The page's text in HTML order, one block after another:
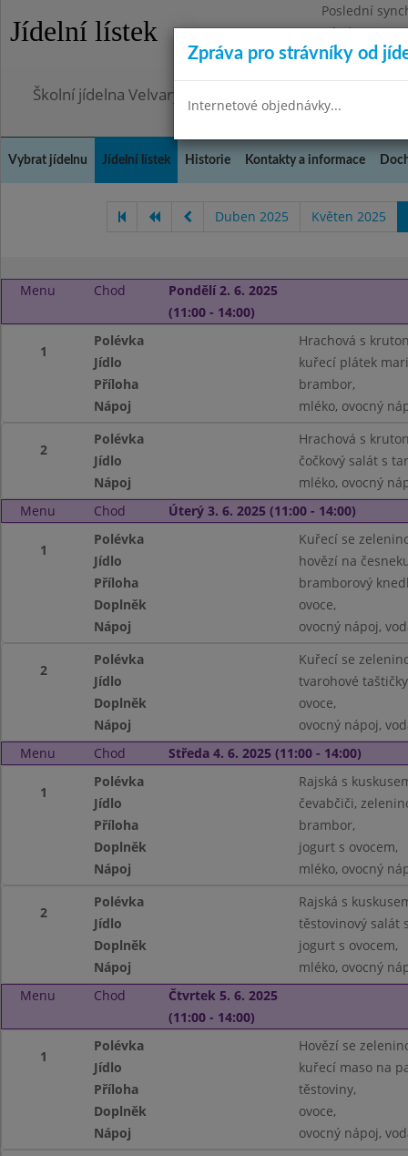
Jídelní lístek
Poslední
Pátek
Omezení
Školní jídelna Velvary, okres Kladno
Vybrat jídelnu Jídelní lístek Historie Kontakty a informace
Duben 2025 Květen 2025
Menu Chod
Pondělí 2. 6. 2025
(11:00 - 14:00)
1
Polévka
Hrachová s
Jídlo
kuřecí plátek
Příloha
brambor,
Nápoj
mléko, ovocný
2
Polévka
Hrachová s
Jídlo
čočkový salát s
Nápoj
mléko, ovocný
Menu
Chod Úterý 3. 6. 2025 (11:00 - 14:00)
1
Polévka
Kuřecí se
Jídlo
hovězí na
Příloha
bramborový
Doplněk
ovoce,
Nápoj
ovocný nápoj,
2
Polévka
Kuřecí se
Jídlo
tvarohové
Doplněk
ovoce,
Nápoj
ovocný nápoj,
Menu
Chod Středa 4. 6. 2025 (11:00 - 14:00)
1
Polévka
Rajská s
Jídlo
čevabčiči,
Příloha
brambor,
Doplněk
jogurt s ovocem,
Nápoj
mléko, ovocný
2
Polévka
Rajská s
Jídlo
těstovinový salát
Doplněk
jogurt s ovocem,
Nápoj
mléko, ovocný
Menu
Chod
Čtvrtek 5. 6. 2025
(11:00 - 14:00)
1
Polévka
Hovězí se
Jídlo
kuřecí maso na
Příloha
těstoviny,
Doplněk
ovoce,
Nápoj
ovocný nápoj,
Zpráva pro strávníky od
Internetové objednávky...